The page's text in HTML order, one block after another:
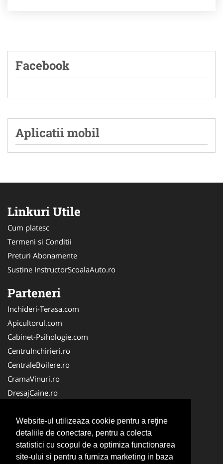
Website-ul utilizeaza cookie pentru a reţine
detaliile de conectare, pentru a colecta
statistici cu scopul de a optimiza functionarea
site-ului si pentru a furniza marketing in baza
Facebook
Aplicatii mobil
Linkuri Utile
Cum platesc
Termeni si Conditii
Preturi Abonamente
Sustine InstructorScoalaAuto.ro
Parteneri
Inchideri-Terasa.com
Apicultorul.com
Cabinet-Psihologie.com
CentruInchirieri.ro
CentraleBoilere.ro
CramaVinuri.ro
DresajCaine.ro
Birouri-Cadastru.ro
Cabinet-Individual.ro
Cardiologul.ro